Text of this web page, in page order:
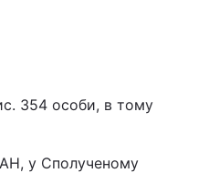
354 особи, в тому
у Сполученому